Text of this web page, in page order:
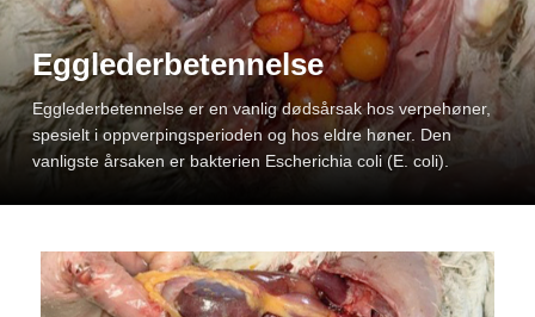
Egglederbetennelse
Egglederbetennelse er en vanlig dødsårsak hos verpehøner,
spesielt i oppverpings­perioden og hos eldre høner. Den
vanligste årsaken er bakterien Escherichia coli (E. coli).
Gjødselparadokset
Lesarbrev: Det ulmar i Rogalandslandbruket, og denne
gongen er ikkje tørke eller energiprisar som står på
agendaen, det er det lammande byråkratiet som er utløyst av
den nye gjødselvareforskrifta.